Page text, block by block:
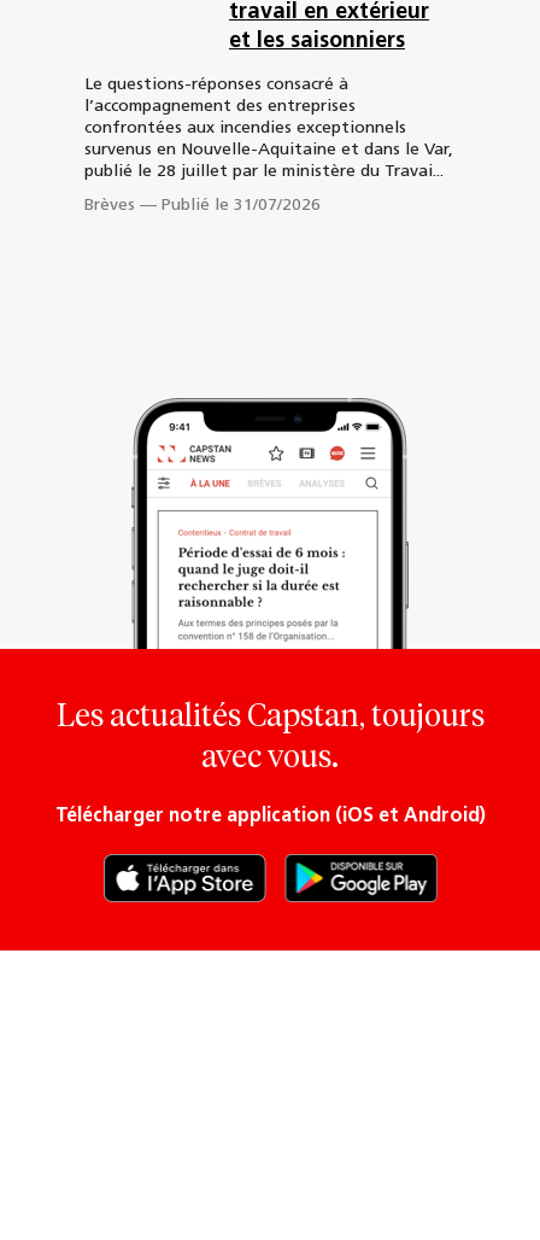
travail en extérieur
et les saisonniers
Le questions-réponses consacré à
l’accompagnement des entreprises
confrontées aux incendies exceptionnels
survenus en Nouvelle-Aquitaine et dans le Var,
publié le 28 juillet par le ministère du Travai...
Brèves — Publié le 31/07/2026
Les actualités Capstan, toujours
avec vous.
Télécharger notre application (iOS et Android)